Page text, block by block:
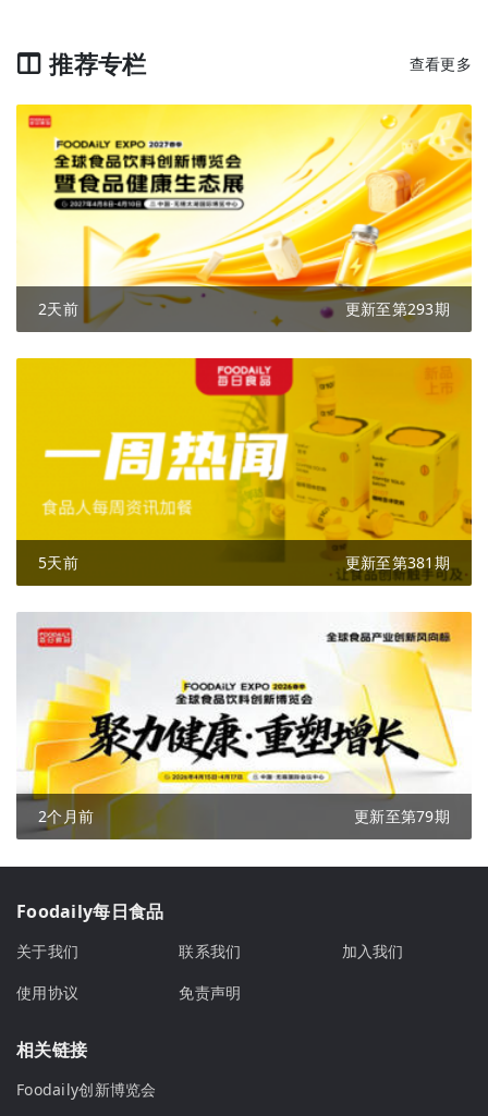
推荐专栏 查看更多
2天前 更新至第293期
5天前 更新至第381期
2个月前 更新至第79期
Foodaily每日食品
关于我们 联系我们
加入我们
使用协议
免责声明
相关链接
Foodaily创新博览会